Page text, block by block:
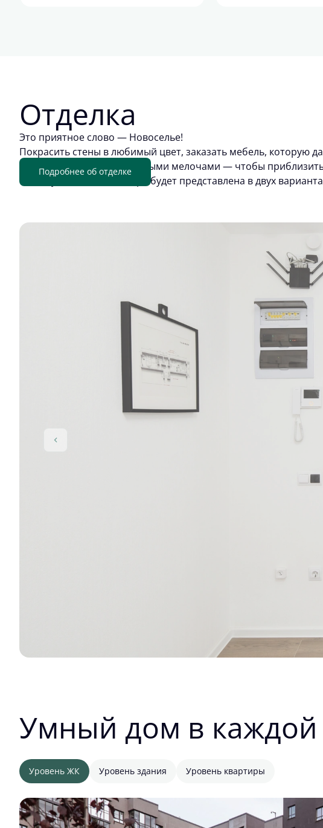
Отделка
Это приятное слово — Новоселье!
Покрасить стены в любимый цвет, заказать мебель, которую
обживать квартиру приятными мелочами — чтобы
отделку. Цветовая палитра будет представлена в двух
Подробнее об отделке
Умный дом в каждой
Уровень ЖК Уровень здания Уровень квартиры